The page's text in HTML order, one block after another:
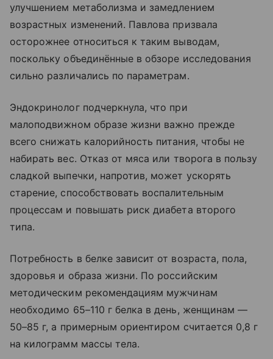
улучшением метаболизма и замедлением
возрастных изменений. Павлова призвала
осторожнее относиться к таким выводам,
поскольку объединённые в обзоре исследования
сильно различались по параметрам.
Эндокринолог подчеркнула, что при
малоподвижном образе жизни важно прежде
всего снижать калорийность питания, чтобы не
набирать вес. Отказ от мяса или творога в пользу
сладкой выпечки, напротив, может ускорять
старение, способствовать воспалительным
процессам и повышать риск диабета второго
типа.
Потребность в белке зависит от возраста, пола,
здоровья и образа жизни. По российским
методическим рекомендациям мужчинам
необходимо 65–110 г белка в день, женщинам —
50–85 г, а примерным ориентиром считается 0,8 г
на килограмм массы тела.